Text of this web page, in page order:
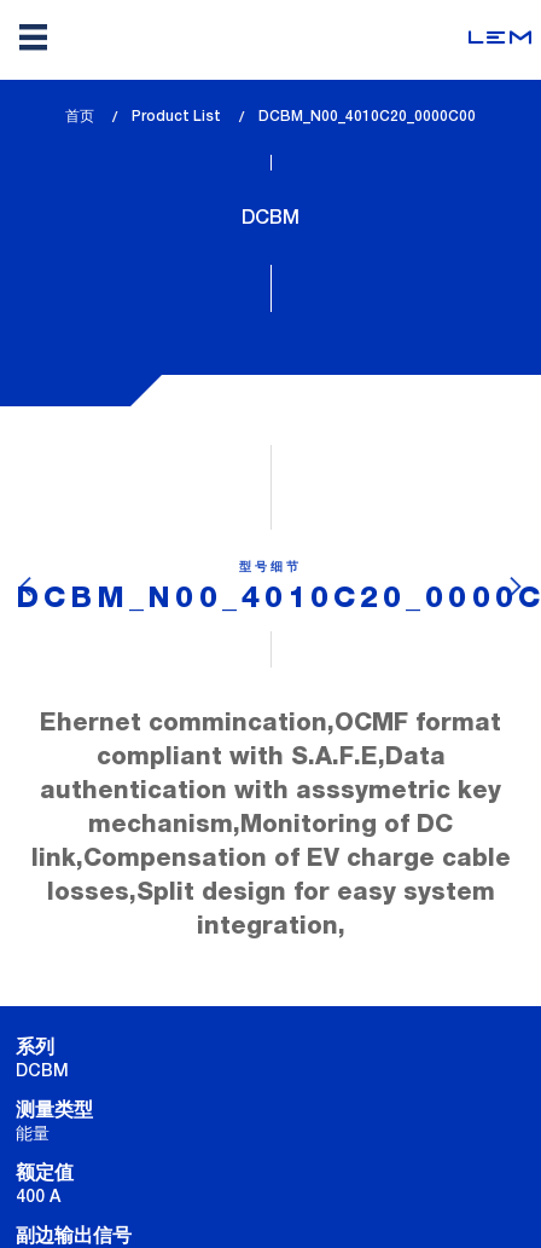
首页 Product List
lem_current_page
DCBM_N00_4010C20_0000C00
DCBM
型号细节
Ehernet commincation,OCMF format
compliant with S.A.F.E,Data
authentication with asssymetric key
mechanism,Monitoring of DC
link,Compensation of EV charge cable
losses,Split design for easy system
integration,
系列
DCBM
测量类型
能量
额定值
400 A
副边输出信号